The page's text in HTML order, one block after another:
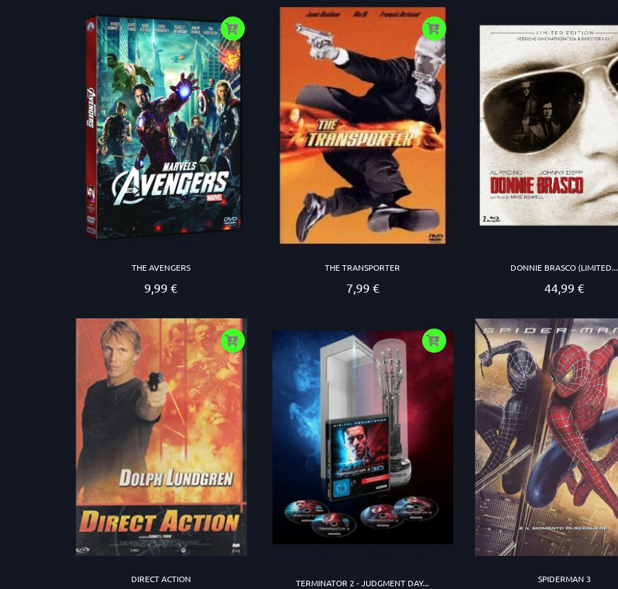
THE AVENGERS
Prezzo
9,99 €
THE TRANSPORTER
Prezzo
7,99 €
DONNIE BRASCO (LIMITED...
Prezzo
44,99 €
DIRECT ACTION TERMINATOR 2 - JUDGMENT DAY... SPIDERMAN 3